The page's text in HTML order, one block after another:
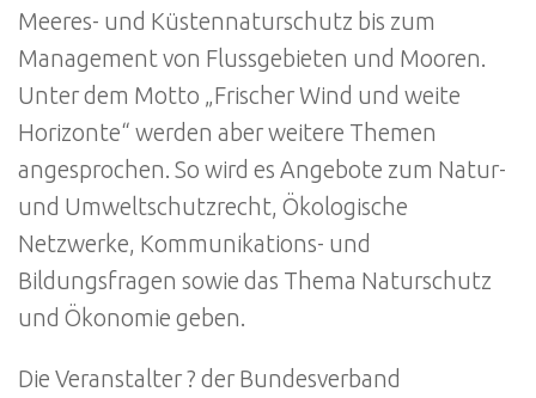
Meeres- und Küstennaturschutz bis zum
Management von Flussgebieten und Mooren.
Unter dem Motto „Frischer Wind und weite
Horizonte“ werden aber weitere Themen
angesprochen. So wird es Angebote zum Natur-
und Umweltschutzrecht, Ökologische
Netzwerke, Kommunikations- und
Bildungsfragen sowie das Thema Naturschutz
und Ökonomie geben.
Die Veranstalter ? der Bundesverband